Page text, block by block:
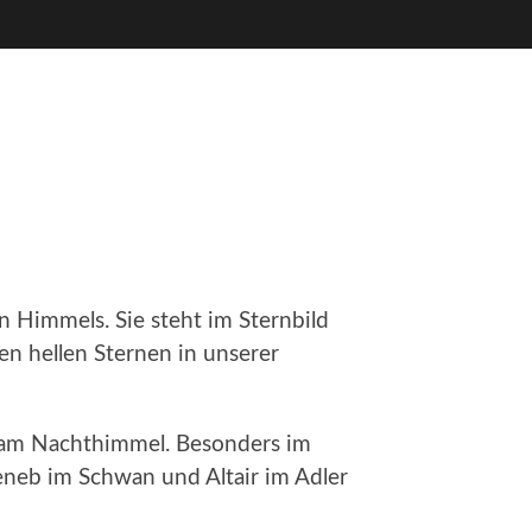
Himmels. Sie steht im Sternbild
hellen Sternen in unserer
Nachthimmel. Besonders im
im Schwan und Altair im Adler